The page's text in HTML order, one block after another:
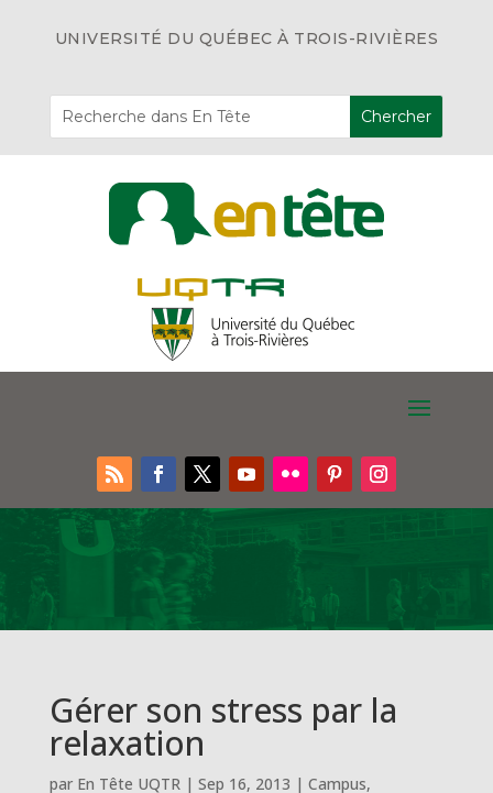
UNIVERSITÉ DU QUÉBEC À TROIS-RIVIÈRES
Gérer son stress par la
relaxation
par En Tête UQTR| Sep 16, 2013 | Campus,